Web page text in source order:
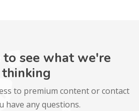
to see what we're
thinking
to premium content or contact
have any questions.